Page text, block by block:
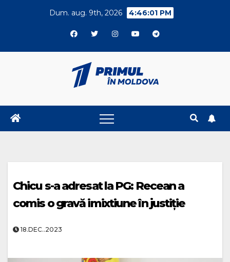
Dum. aug. 9th, 2026 4:46:01 PM
Chicu s-a adresat la PG: Recean a
comis o gravă imixtiune în justiție
18.DEC..2023